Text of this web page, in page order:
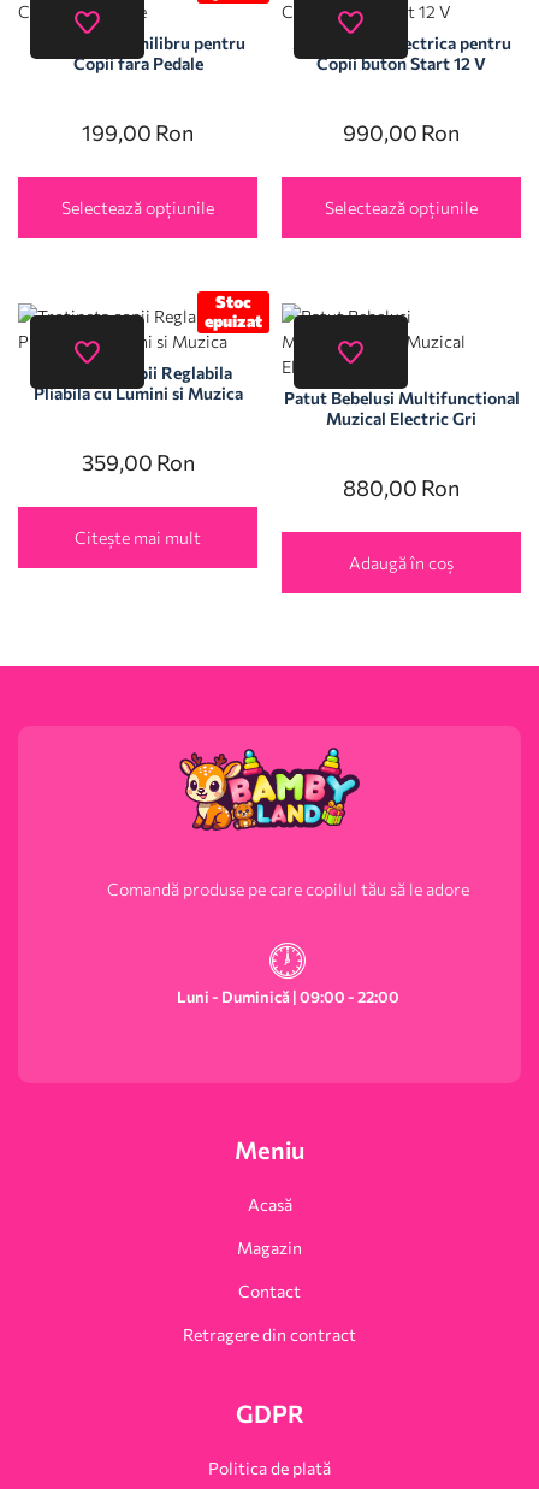
Bicicleta de Echilibru pentru
Copii fara Pedale
199,00 Ron
Selectează opțiunile
Motocicleta Electrica pentru
Copii buton Start 12 V
990,00 Ron
Selectează opțiunile
Stoc
epuizat
Trotineta copii Reglabila
Pliabila cu Lumini si Muzica
359,00 Ron
Citește mai mult
Patut Bebelusi Multifunctional
Muzical Electric Gri
880,00 Ron
Adaugă în coș
Comandă produse pe care copilul tău să le adore
Luni - Duminică | 09:00 - 22:00
Meniu
Acasă
Magazin
Contact
Retragere din contract
GDPR
Politica de plată